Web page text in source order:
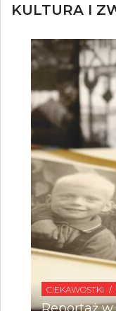
KULTURA I
CIEKAWOSTKI